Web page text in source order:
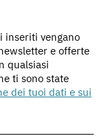
inseriti vengano
e offerte
qualsiasi
ti sono state
dei tuoi dati e sui